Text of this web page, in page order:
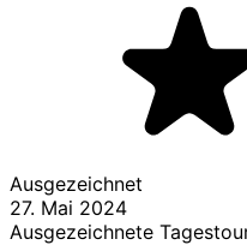
Ausgezeichnet
27. Mai 2024
Ausgezeichnete